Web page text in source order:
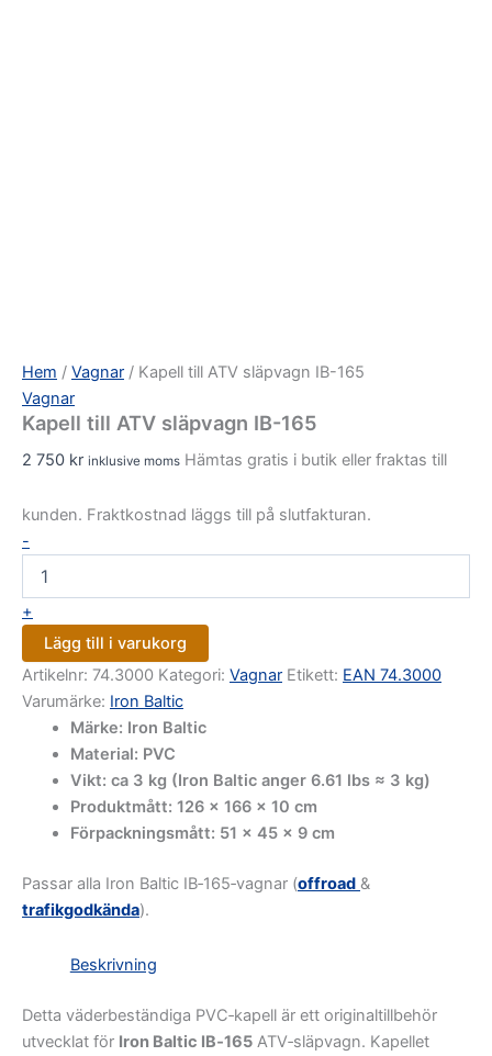
Hem / Vagnar / Kapell till ATV släpvagn IB-165
Vagnar
Kapell till ATV släpvagn IB-165
2 750 kr inklusive moms Hämtas gratis i butik eller fraktas till
kunden. Fraktkostnad läggs till på slutfakturan.
-
+
Lägg till i varukorg
Artikelnr: 74.3000 Kategori: Vagnar Etikett: EAN 74.3000
Varumärke: Iron Baltic
Märke: Iron Baltic
Material: PVC
Vikt: ca 3 kg (Iron Baltic anger 6.61 lbs ≈ 3 kg)
Produktmått: 126 × 166 × 10 cm
Förpackningsmått: 51 × 45 × 9 cm
Passar alla Iron Baltic IB‑165‑vagnar (offroad &
trafikgodkända).
Beskrivning
Detta väderbeständiga PVC‑kapell är ett originaltillbehör
utvecklat för Iron Baltic IB‑165 ATV‑släpvagn. Kapellet